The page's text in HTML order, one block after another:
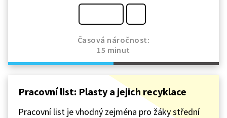
Časová náročnost:
15 minut
Pracovní list: Plasty a jejich recyklace
Pracovní list je vhodný zejména pro žáky střední